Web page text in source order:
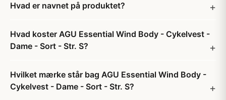
Hvad er navnet på produktet?
Hvad koster AGU Essential Wind Body - Cykelvest -
Dame - Sort - Str. S?
Hvilket mærke står bag AGU Essential Wind Body -
Cykelvest - Dame - Sort - Str. S?